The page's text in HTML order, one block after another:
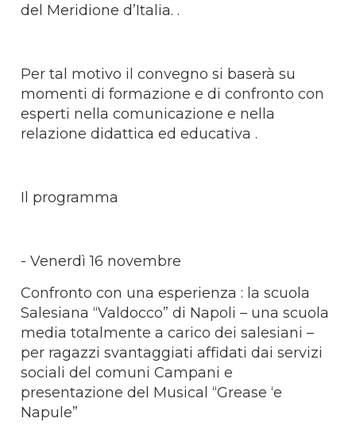
del Meridione d’Italia. .
Per tal motivo il convegno si baserà su
momenti di formazione e di confronto con
esperti nella comunicazione e nella
relazione didattica ed educativa .
Il programma
- Venerdì 16 novembre
Confronto con una esperienza : la scuola
Salesiana “Valdocco” di Napoli – una scuola
media totalmente a carico dei salesiani –
per ragazzi svantaggiati affidati dai servizi
sociali del comuni Campani e
presentazione del Musical “Grease ‘e
Napule”